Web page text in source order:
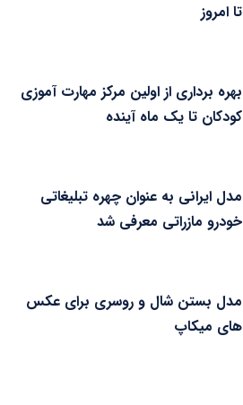
تا امروز
بهره برداری از اولین مرکز مهارت آموزی
کودکان تا یک ماه آینده
مدل ایرانی به عنوان چهره تبلیغاتی
خودرو مازراتی معرفی شد
مدل بستن شال و روسری برای عکس
های میکاپ